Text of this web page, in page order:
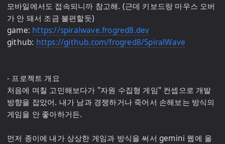
모바일에서도 접속되니까 참고해. (근데 키보드랑 마우스 오버
가 안 돼서 조금 불편할듯)
game: https://spiralwave.frogred8.dev
github: https://github.com/frogred8/SpiralWave
- 프로젝트 개요
처음에 며칠 고민해보다가 "자원 수집형 게임" 컨셉으로 개발
방향을 잡았어. 내가 남과 경쟁하거나 죽어서 손해보는 방식의
게임을 안 좋아하거든.
먼저 종이에 내가 상상한 게임과 방식을 써서 gemini 웹에 올